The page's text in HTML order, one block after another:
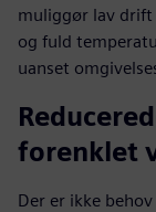
muliggør lav
og fuld
uanset
forenklet
Der er ikke